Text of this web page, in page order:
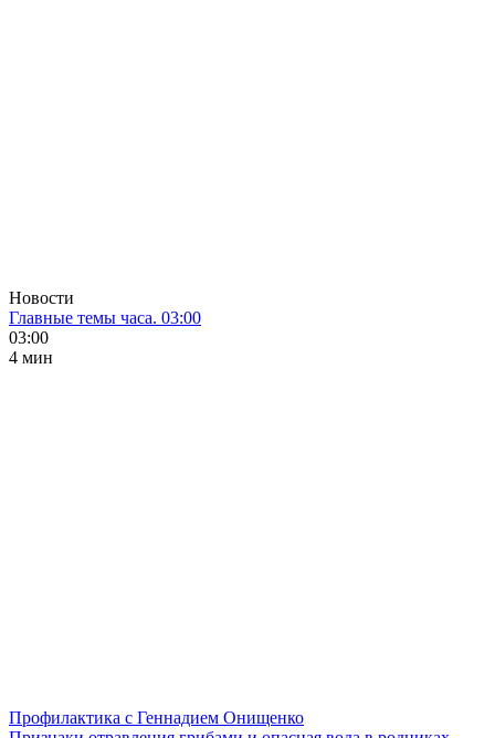
Новости
Главные темы часа. 03:00
03:00
4 мин
Профилактика с Геннадием Онищенко